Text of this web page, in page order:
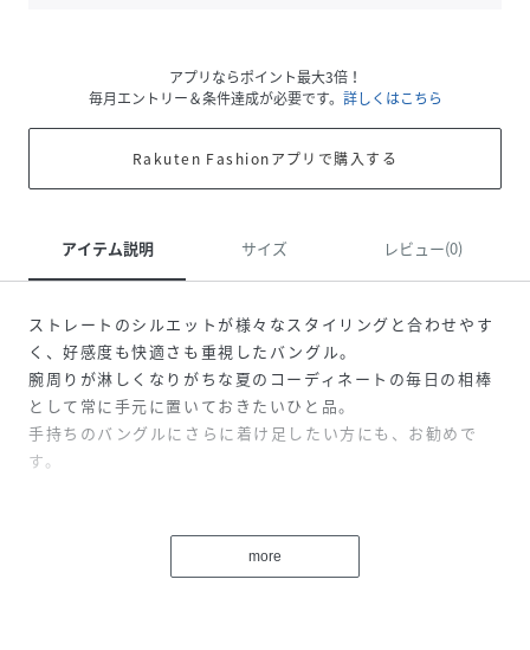
アプリならポイント最大3倍！
毎月エントリー＆条件達成が必要です。 詳しくはこちら
Rakuten Fashionアプリで購入する
アイテム説明 サイズ レビュー(0)
ストレートのシルエットが様々なスタイリングと合わせやす
く、好感度も快適さも重視したバングル。
腕周りが淋しくなりがちな夏のコーディネートの毎日の相棒
として常に手元に置いておきたいひと品。
手持ちのバングルにさらに着け足したい方にも、お勧めで
す。
ユニセックスmore